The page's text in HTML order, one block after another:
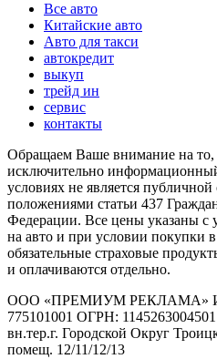
Все авто
Китайские авто
Авто для такси
автокредит
выкуп
трейд ин
сервис
контакты
Обращаем Ваше внимание на то,
исключительно
условиях не является
положениями статьи 437
Федерации. Все цены указаны с
на авто и при условии покупки
обязательные страховые
и оплачиваются отдельно.
ООО «ПРЕМИУМ РЕКЛАМА»
775101001 ОГРН:
вн.тер.г. Городской Округ
помещ. 12/11/12/13